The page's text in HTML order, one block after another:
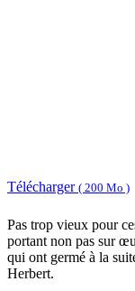
Télécharger ( 200 Mo )
Pas trop vieux pour
portant non pas sur
qui ont germé à la
Herbert.